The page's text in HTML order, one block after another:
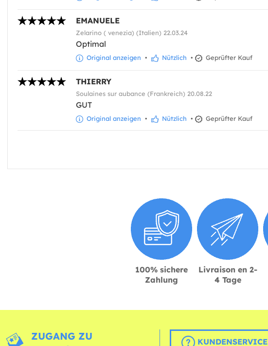
EMANUELE
Zelarino ( venezia) (Italien) 22.03.24
Optimal
Original anzeigen • Nützlich • Geprüfter Kauf
THIERRY
Soulaines sur aubance (Frankreich) 20.08.22
GUT
Original anzeigen • Nützlich • Geprüfter Kauf
100% sichere
Zahlung
Livraison en 2-
4 Tage
ZUGANG ZU
KUNDENSERVICE